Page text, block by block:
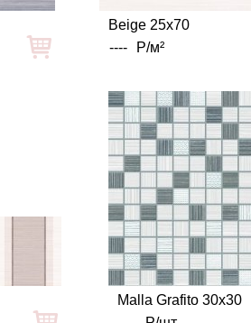
Beige 25x70
----
Р/м²
Malla Grafito 30x30